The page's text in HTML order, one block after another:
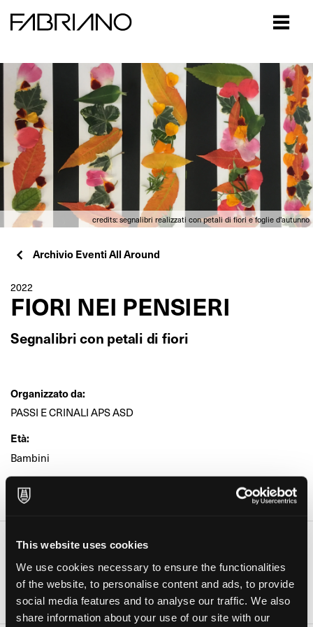
This website uses cookies
We use cookies necessary to ensure the functionalities
of the website, to personalise content and ads, to provide
social media features and to analyse our traffic. We also
share information about your use of our site with our
credits: segnalibri realizzati con petali di fiori e foglie d'autunno
Archivio Eventi All Around
2022
FIORI NEI PENSIERI
Segnalibri con petali di fiori
Organizzato da:
PASSI E CRINALI APS ASD
Età:
Bambini
Giardino Condiviso "La Chiocciola" (Rho)
Date e orari
Giorno Orario
08 Ott 2022 14:30-16:00